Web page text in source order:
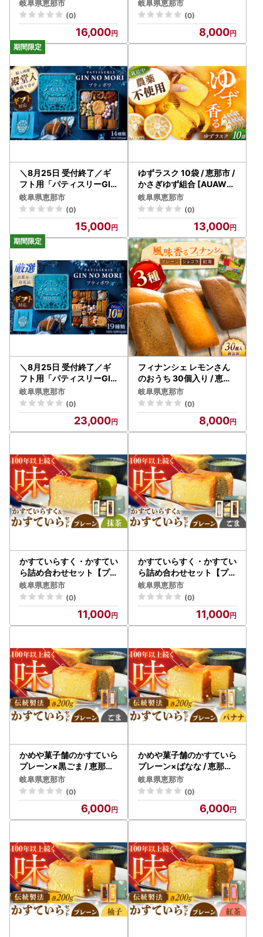
リエイティブファーマーズ
[AUAH019]
岐阜県恵那市
(0)
16,000
岐阜県恵那市
(0)
8,000
＼8月25日 受付終了／ギ
フト用「パティスリーGIN
NO MORI」プティボワ 15
0mm缶 ギフト 恵那市 銀
の森 [AUBG068]
岐阜県恵那市
(0)
15,000
ゆずラスク 10袋 / 恵那市 /
かさぎゆず組合 [AUAW01
1]
岐阜県恵那市
(0)
13,000
＼8月25日 受付終了／ギ
フト用「パティスリーGIN
NO MORI」プティボワ 18
0mm缶 ギフト 恵那市 銀
の森 [AUBG069]
岐阜県恵那市
(0)
23,000
フィナンシェ レモンさん
のおうち 30個入り / 恵那
市 / 銀の森[AUBG072] フ
ィナンシェ
岐阜県恵那市
(0)
8,000
かすていらすく・かすてい
ら詰め合わせセット【プレ
ーン×抹茶】 / 恵那市 / か
めや菓子舗 [AUAZ009]
岐阜県恵那市
(0)
11,000
かすていらすく・かすてい
ら詰め合わせセット【プレ
ーン×黒ごま】 / 恵那市 /
かめや菓子舗 [AUAZ010]
岐阜県恵那市
(0)
11,000
かめや菓子舗のかすていら
プレーン×黒ごま / 恵那市
/ かめや菓子舗 [AUAZ00
5]
岐阜県恵那市
(0)
6,000
かめや菓子舗のかすていら
プレーン×ばなな / 恵那市
/ かめや菓子舗 [AUAZ00
6]
岐阜県恵那市
(0)
6,000